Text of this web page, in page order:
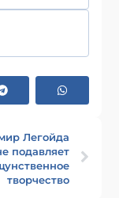
Легойда
подавляет
творчество